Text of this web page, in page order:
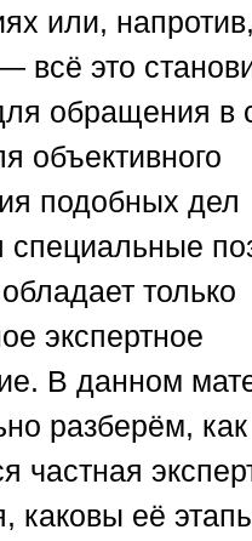
или, напротив,
всё это
обращения в
объективного
подобных дел
специальные
только
экспертное
В данном
разберём, как
частная
каковы её